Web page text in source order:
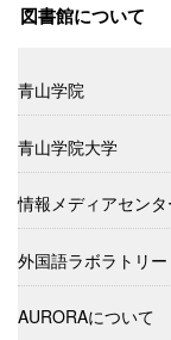
図書館について
青山学院
青山学院大学
情報メディアセンタ
外国語ラボラトリー
AURORAについて